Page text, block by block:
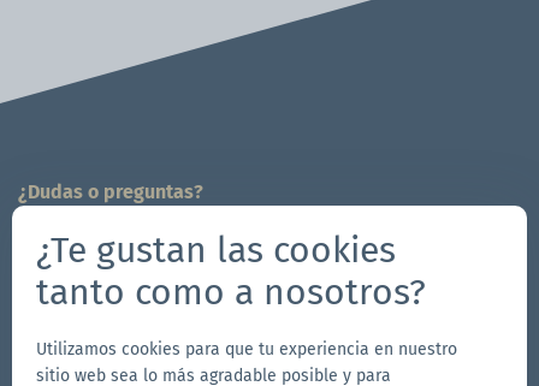
¿Dudas o preguntas?
704-312-1600
info.es@zingerle.group
Follow us
¿Te gustan las cookies
tanto como a nosotros?
Utilizamos cookies para que tu experiencia en nuestro
sitio web sea lo más agradable posible y para